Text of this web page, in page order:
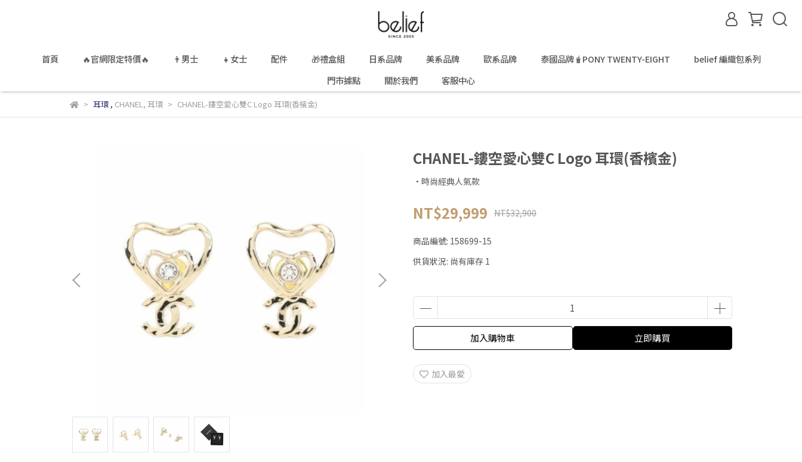
首頁 🔥官網限定特價🔥 👨男士 👧女士 配件 🎁禮盒組 日系品牌 美系品牌 歐系品牌 泰國品牌🧋PONY TWENTY-EIGHT
belief 編織包系列
門市據點
關於我們 客服中心
耳環, CHANEL, 耳環 CHANEL-鏤空愛心雙C Logo 耳環(香檳金)
CHANEL-鏤空愛心雙C Logo 耳環(香檳金)
·時尚經典人氣款
NT$29,999 NT$32,900
商品編號: 158699-15
供貨狀況: 尚有庫存 1
加入購物車 立即購買
加入最愛